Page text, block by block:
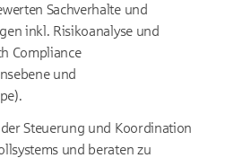
Sachverhalte und
inkl. Risikoanalyse und
Compliance
und
Steuerung und Koordination
und beraten zu